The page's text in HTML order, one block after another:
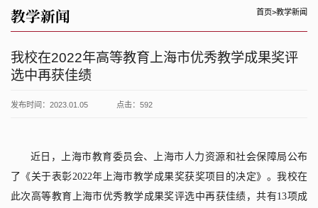
教学新闻 首页>教学新闻
我校在2022年高等教育上海市优秀教学成果奖评
选中再获佳绩
发布时间：2023.01.05 点击： 592
近日，上海市教育委员会、上海市人力资源和社会保障局公布
了《关于表彰2022年上海市教学成果奖获奖项目的决定》。我校在
此次高等教育上海市优秀教学成果奖评选中再获佳绩，共有13项成